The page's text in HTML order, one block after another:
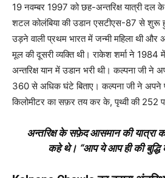
19 नवम्बर 1997 को छह-अन्तरिक्ष यात्री दल
शटल कोलंबिया की उडान एसटीएस-87 से शुरू
उड़ने वाली प्रथम भारत में जन्मी महिला थी और
मूल की दूसरी व्यक्ति थी। राकेश शर्मा ने
अन्तरिक्ष यान में उडान भरी थी। कल्पना जी ने
360 से अधिक घंटे बिताए। कल्पना जी ने अपने
किलोमीटर का सफ़र तय कर के, पृथ्वी की 252
अन्तरिक्ष के सफ़ेद आसमान की यात्रा
कहे थे। “आप ये आप ही की बुद्धि